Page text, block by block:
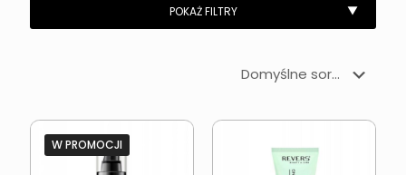
W PROMOCJI